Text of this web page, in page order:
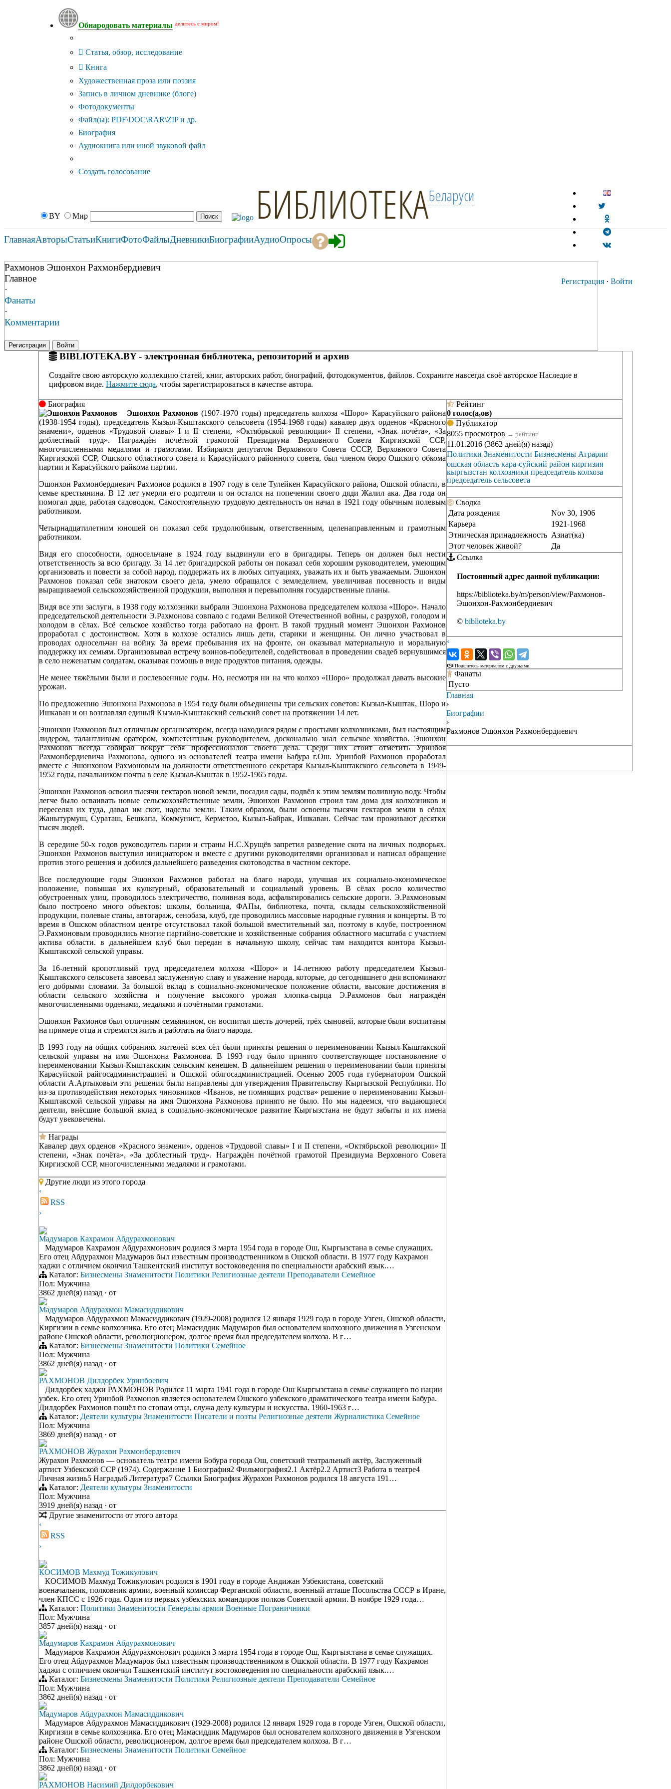
Обнародовать материалы делитесь с миром!
Статья, обзор, исследование
Книга
Художественная проза или поэзия
Запись в личном дневнике (блоге)
Фотодокументы
Файл(ы): PDF\DOC\RAR\ZIP и др.
Биография
Аудиокнига или иной звуковой файл
Создать голосование
BY Мир БИБЛИОТЕКАБеларуси
Регистрация · Войти
ГлавнаяАвторыСтатьиКнигиФотоФайлыДневникиБиографииАудиоОпросы
Рахмонов Эшонхон Рахмонбердиевич
Главное
·
Фанаты
·
Комментарии
Регистрация Войти
BIBLIOTEKA.BY - электронная библиотека, репозиторий и архив
Создайте свою авторскую коллекцию статей, книг, авторских работ, биографий, фотодокументов, файлов. Сохраните навсегда своё авторское Наследие в
цифровом виде. Нажмите сюда, чтобы зарегистрироваться в качестве автора.
Биография
Эшонхон Рахмонов (1907-1970 годы) председатель колхоза «Шоро» Карасуйского района
(1938-1954 годы), председатель Кызыл-Кыштакского сельсовета (1954-1968 годы) кавалер двух орденов «Красного
знамени», орденов «Трудовой славы» I и II степени, «Октябрьской революции» II степени, «Знак почёта», «За
доблестный труд». Награждён почётной грамотой Президиума Верховного Совета Киргизской ССР,
многочисленными медалями и грамотами. Избирался депутатом Верховного Совета СССР, Верховного Совета
Киргизской ССР, Ошского областного совета и Карасуйского районного совета, был членом бюро Ошского обкома
партии и Карасуйского райкома партии.
Эшонхон Рахмонбердиевич Рахмонов родился в 1907 году в селе Тулейкен Карасуйского района, Ошской области, в
семье крестьянина. В 12 лет умерли его родители и он остался на попечении своего дяди Жалил ака. Два года он
помогал дяде, работая садоводом. Самостоятельную трудовую деятельность он начал в 1921 году обычным полевым
работником.
Четырнадцатилетним юношей он показал себя трудолюбивым, ответственным, целенаправленным и грамотным
работником.
Видя его способности, односельчане в 1924 году выдвинули его в бригадиры. Теперь он должен был нести
ответственность за всю бригаду. За 14 лет бригадирской работы он показал себя хорошим руководителем, умеющим
организовать и повести за собой народ, поддержать их в любых ситуациях, уважать их и быть уважаемым. Эшонхон
Рахмонов показал себя знатоком своего дела, умело обращался с земледелием, увеличивая посевность и виды
выращиваемой сельскохозяйственной продукции, выполняя и перевыполняя государственные планы.
Видя все эти заслуги, в 1938 году колхозники выбрали Эшонхона Рахмонова председателем колхоза «Шоро». Начало
председательской деятельности Э.Рахмонова совпало с годами Великой Отечественной войны, с разрухой, голодом и
холодом в сёлах. Всё сельское хозяйство тогда работало на фронт. В такой трудный момент Эшонхон Рахмонов
проработал с достоинством. Хотя в колхозе остались лишь дети, старики и женщины. Он лично участвовал в
проводах односельчан на войну. За время пребывания их на фронте, он оказывал материальную и моральную
поддержку их семьям. Организовывал встречу воинов-победителей, содействовал в проведении свадеб вернувшимся
в село неженатым солдатам, оказывая помощь в виде продуктов питания, одежды.
Не менее тяжёлыми были и послевоенные годы. Но, несмотря ни на что колхоз «Шоро» продолжал давать высокие
урожаи.
По предложению Эшонхона Рахмонова в 1954 году были объединены три сельских советов: Кызыл-Кыштак, Шоро и
Ишкаван и он возглавлял единый Кызыл-Кыштакский сельский совет на протяжении 14 лет.
Эшонхон Рахмонов был отличным организатором, всегда находился рядом с простыми колхозниками, был настоящим
лидером, талантливым оратором, компетентным руководителем, досконально знал сельское хозяйство. Эшонхон
Рахмонов всегда собирал вокруг себя профессионалов своего дела. Среди них стоит отметить Уринбоя
Рахмонбердиевича Рахмонова, одного из основателей театра имени Бабура г.Ош. Уринбой Рахмонов проработал
вместе с Эшонхоном Рахмоновым на должности ответственного секретаря Кызыл-Кыштакского сельсовета в 1949-
1952 годы, начальником почты в селе Кызыл-Кыштак в 1952-1965 годы.
Эшонхон Рахмонов освоил тысячи гектаров новой земли, посадил сады, подвёл к этим землям поливную воду. Чтобы
легче было осваивать новые сельскохозяйственные земли, Эшонхон Рахмонов строил там дома для колхозников и
переселял их туда, давал им скот, наделы земли. Таким образом, были освоены тысячи гектаров земли в сёлах
Жанытурмуш, Сураташ, Бешкапа, Коммунист, Керметоо, Кызыл-Байрак, Ишкаван. Сейчас там проживают десятки
тысяч людей.
В середине 50-х годов руководитель парии и страны Н.С.Хрущёв запретил разведение скота на личных подворьях.
Эшонхон Рахмонов выступил инициатором и вместе с другими руководителями организовал и написал обращение
против этого решения и добился дальнейшего разведения скотоводства в частном секторе.
Все последующие годы Эшонхон Рахмонов работал на благо народа, улучшая их социально-экономическое
положение, повышая их культурный, образовательный и социальный уровень. В сёлах росло количество
обустроенных улиц, проводилось электричество, поливная вода, асфальтировались сельские дороги. Э.Рахмоновым
было построено много объектов: школы, больница, ФАПы, библиотека, почта, склады сельскохозяйственной
продукции, полевые станы, автогараж, сенобаза, клуб, где проводились массовые народные гуляния и концерты. В то
время в Ошском областном центре отсутствовал такой большой вместительный зал, поэтому в клубе, построенном
Э.Рахмоновым проводились многие партийно-советские и хозяйственные собрания областного масштаба с участием
актива области. в дальнейшем клуб был передан в начальную школу, сейчас там находится контора Кызыл-
Кыштакской сельской управы.
За 16-летний кропотливый труд председателем колхоза «Шоро» и 14-летнюю работу председателем Кызыл-
Кыштакского сельсовета завоевал заслуженную славу и уважение народа, которые, до сегодняшнего дня вспоминают
его добрыми словами. За большой вклад в социально-экономическое положение области, высокие достижения в
области сельского хозяйства и получение высокого урожая хлопка-сырца Э.Рахмонов был награждён
многочисленными орденами, медалями и почётными грамотами.
Эшонхон Рахмонов был отличным семьянином, он воспитал шесть дочерей, трёх сыновей, которые были воспитаны
на примере отца и стремятся жить и работать на благо народа.
В 1993 году на общих собраниях жителей всех сёл были приняты решения о переименовании Кызыл-Кыштакской
сельской управы на имя Эшонхона Рахмонова. В 1993 году было принято соответствующее постановление о
переименовании Кызыл-Кыштакским сельским кенешем. В дальнейшем решения о переименовании были приняты
Карасуйской райгосадминистрацией и Ошской облгосадминистрацией. Осенью 2005 года губернатором Ошской
области А.Артыковым эти решения были направлены для утверждения Правительству Кыргызской Республики. Но
из-за противодействия некоторых чиновников «Иванов, не помнящих родства» решение о переименовании Кызыл-
Кыштакской сельской управы на имя Эшонхона Рахмонова принято не было. Но мы надеемся, что выдающиеся
деятели, внёсшие большой вклад в социально-экономическое развитие Кыргызстана не будут забыты и их имена
будут увековечены.
Награды
Кавалер двух орденов «Красного знамени», орденов «Трудовой славы» I и II степени, «Октябрьской революции» II
степени, «Знак почёта», «За доблестный труд». Награждён почётной грамотой Президиума Верховного Совета
Киргизской ССР, многочисленными медалями и грамотами.
Другие люди из этого города
‹
RSS
›
Мадумаров Кахрамон Абдурахмонович
Мадумаров Кахрамон Абдурахмонович родился 3 марта 1954 года в городе Ош, Кыргызстана в семье служащих.
Его отец Абдурахмон Мадумаров был известным производственником в Ошской области. В 1977 году Кахрамон
хаджи с отличием окончил Ташкентский институт востоковедения по специальности арабский язык.…
Каталог: Бизнесмены Знаменитости Политики Религиозные деятели Преподаватели Семейное
Пол: Мужчина
3862 дней(я) назад · от
Мадумаров Абдурахмон Мамасиддикович
Мадумаров Абдурахмон Мамасиддикович (1929-2008) родился 12 января 1929 года в городе Узген, Ошской области,
Киргизии в семье колхозника. Его отец Мамасиддик Мадумаров был основателем колхозного движения в Узгенском
районе Ошской области, революционером, долгое время был председателем колхоза. В г…
Каталог: Бизнесмены Знаменитости Политики Семейное
Пол: Мужчина
3862 дней(я) назад · от
РАХМОНОВ Дилдорбек Уринбоевич
Дилдорбек хаджи РАХМОНОВ Родился 11 марта 1941 года в городе Ош Кыргызстана в семье служащего по нации
узбек. Его отец Уринбой Рахмонов является основателем Ошского узбекского драматического театра имени Бабура.
Дилдорбек Рахмонов пошёл по стопам отца, служа делу культуры и искусства. 1960-1963 г…
Каталог: Деятели культуры Знаменитости Писатели и поэты Религиозные деятели Журналистика Семейное
Пол: Мужчина
3869 дней(я) назад · от
РАХМОНОВ Журахон Рахмонбердиевич
Журахон Рахмонов — основатель театра имени Бобура города Ош, советский театральный актёр, Заслуженный
артист Узбекской ССР (1974). Содержание 1 Биография2 Фильмография2.1 Актёр2.2 Артист3 Работа в театре4
Личная жизнь5 Награды6 Литература7 Ссылки Биография Журахон Рахмонов родился 18 августа 191…
Каталог: Деятели культуры Знаменитости
Пол: Мужчина
3919 дней(я) назад · от
Другие знаменитости от этого автора
‹
RSS
›
КОСИМОВ Махмуд Тожикулович
КОСИМОВ Махмуд Тожикулович родился в 1901 году в городе Андижан Узбекистана, советский
военачальник, полковник армии, военный комиссар Ферганской области, военный атташе Посольства СССР в Иране,
член КПСС с 1926 года. Один из первых узбекских командиров полков Советской армии. В ноябре 1929 года…
Каталог: Политики Знаменитости Генералы армии Военные Пограничники
Пол: Мужчина
3857 дней(я) назад · от
Мадумаров Кахрамон Абдурахмонович
Мадумаров Кахрамон Абдурахмонович родился 3 марта 1954 года в городе Ош, Кыргызстана в семье служащих.
Его отец Абдурахмон Мадумаров был известным производственником в Ошской области. В 1977 году Кахрамон
хаджи с отличием окончил Ташкентский институт востоковедения по специальности арабский язык.…
Каталог: Бизнесмены Знаменитости Политики Религиозные деятели Преподаватели Семейное
Пол: Мужчина
3862 дней(я) назад · от
Мадумаров Абдурахмон Мамасиддикович
Мадумаров Абдурахмон Мамасиддикович (1929-2008) родился 12 января 1929 года в городе Узген, Ошской области,
Киргизии в семье колхозника. Его отец Мамасиддик Мадумаров был основателем колхозного движения в Узгенском
районе Ошской области, революционером, долгое время был председателем колхоза. В г…
Каталог: Бизнесмены Знаменитости Политики Семейное
Пол: Мужчина
3862 дней(я) назад · от
РАХМОНОВ Насимий Дилдорбекович
Рейтинг
0 голос(а,ов)
Публикатор
8055 просмотров → рейтинг
11.01.2016 (3862 дней(я) назад)
Политики Знаменитости Бизнесмены Аграрии
ошская область кара-суйский район киргизия
кыргызстан колхозники председатель колхоза
председатель сельсовета
Сводка
Дата рождения
Nov 30, 1906
Карьера
1921-1968
Этническая принадлежность Азиат(ка)
Этот человек живой?
Да
Ссылка
Постоянный адрес данной публикации:
https://biblioteka.by/m/person/view/Рахмонов-
Эшонхон-Рахмонбердиевич
© biblioteka.by
‹
›
Поделитесь материалом с друзьями
Фанаты
Пусто
Главная
›
Биографии
›
Рахмонов Эшонхон Рахмонбердиевич